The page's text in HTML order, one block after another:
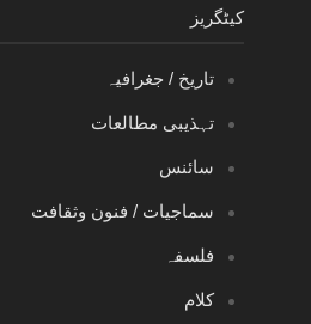
کیٹگریز
تاریخ / جغرافیہ
تہذیبی مطالعات
سائنس
سماجیات / فنون وثقافت
فلسفہ
کلام